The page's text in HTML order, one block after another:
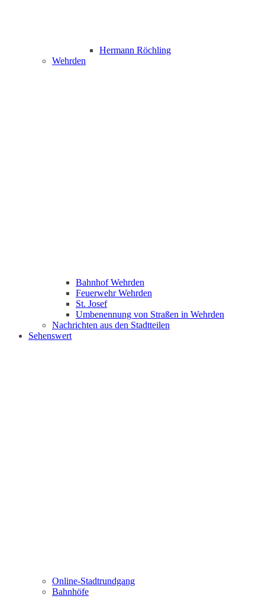
Hermann Röchling
Wehrden
Bahnhof Wehrden
Feuerwehr Wehrden
St. Josef
Umbenennung von Straßen in Wehrden
Nachrichten aus den Stadtteilen
Sehenswert
Online-Stadtrundgang
Bahnhöfe